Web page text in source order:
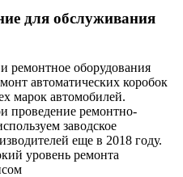
для обслуживания
ремонтное оборудования
автоматических коробок
марок автомобилей.
проведение ремонтно-
заводское
еще в 2018 году.
уровень ремонта